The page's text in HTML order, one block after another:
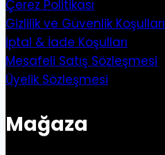
Çerez Politikası
Gizlilik ve Güvenlik Koşulları
İptal & İade Koşulları
Mesafeli Satış Sözleşmesi
Üyelik Sözleşmesi
Mağaza